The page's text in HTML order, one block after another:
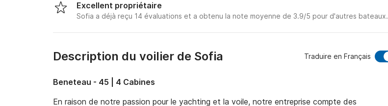
Excellent propriétaire
Sofia a déjà reçu 14 évaluations et a obtenu la note moyenne de 3.9/5 pour d'autres bateaux.
Description du voilier de Sofia Traduire en Français
Beneteau - 45 | 4 Cabines
En raison de notre passion pour le yachting et la voile, notre entreprise compte des